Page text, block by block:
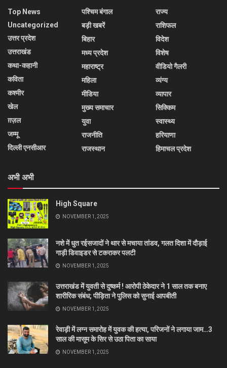
Top News
Uncategorized
उत्तर प्रदेश
उत्तराखंड
कथा-कहानी
कविता
कश्मीर
खेल
ग़ज़ल
जम्मू
दिल्ली एनसीआर
पश्चिम बंगाल
बड़ी खबरें
बिहार
मध्य प्रदेश
महाराष्ट्र
महिला
मीडिया
मुख्य समाचार
युवा
राजनीति
राजस्थान
राज्य
राशिफल
विदेश
विशेष
वीडियो गैलरी
व्यंग्य
व्यापार
सिक्किम
स्वास्थ्य
हरियाणा
हिमाचल प्रदेश
अभी अभी
High Square
NOVEMBER 1, 2025
नशे में धुत रईसजादों ने थार से मचाया तांडव, गलत दिशा में दौड़ाई
गाड़ी डिवाइडर से टकराकर पलटी
NOVEMBER 1, 2025
उत्तराखंड में युवती से दुष्कर्म ! आरोपी ठेकेदार ने 1 साल तक बनाए
शारीरिक संबंध; पीड़िता ने पुलिस को सुनाई आपबीती
NOVEMBER 1, 2025
रेवाड़ी में लग्न समारोह में युवक की हत्या, परिजनों ने लगाया जाम…3
साल की मासूम के सिर से उठा पिता का साया
NOVEMBER 1, 2025